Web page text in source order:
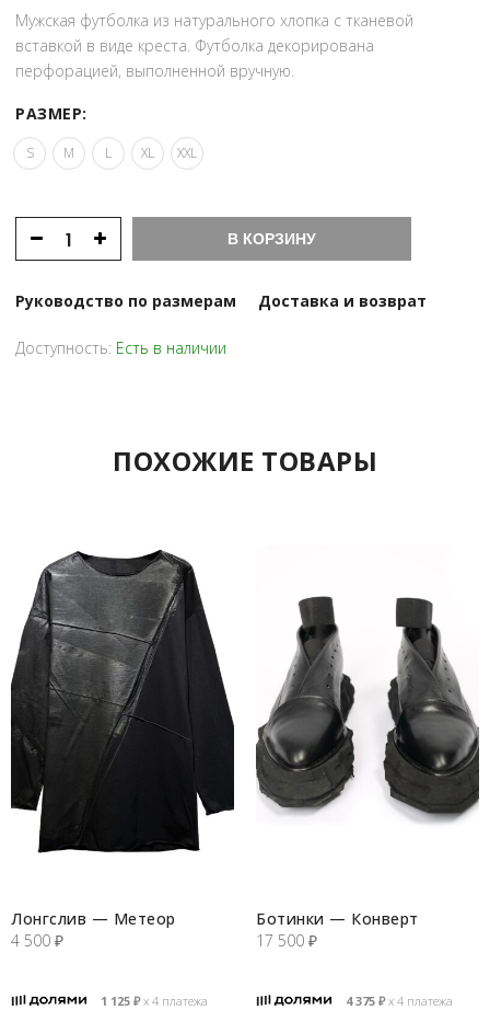
Мужская футболка из натурального хлопка с тканевой
вставкой в виде креста. Футболка декорирована
перфорацией, выполненной вручную.
РАЗМЕР:
S M L XL XXL
В КОРЗИНУ
Руководство по размерам Доставка и возврат
Доступность: Есть в наличии
ПОХОЖИЕ ТОВАРЫ
Лонгслив — Метеор
4 500 ₽
1 125 ₽х 4 платежа
Ботинки — Конверт
17 500 ₽
4 375 ₽х 4 платежа